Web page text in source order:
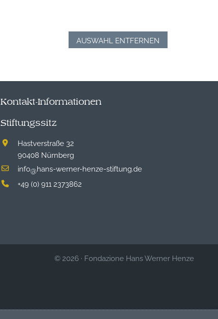
AUSWAHL ENTFERNEN
Kontakt-Informationen
Stiftungssitz
Hastverstraße 32
90408 Nürnberg
info@hans-werner-henze-stiftung.de
+49 (0) 911 2373862
© 2026 · Fondazione Hans Werner Henze